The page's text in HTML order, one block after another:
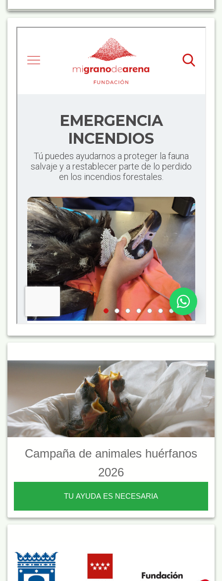
Campaña de animales huérfanos
2026
TU AYUDA ES NECESARIA